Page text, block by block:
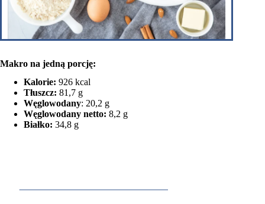
Makro na jedną porcję:
Kalorie: 926 kcal
Tłuszcz: 81,7 g
Węglowodany: 20,2 g
Węglowodany netto: 8,2 g
Białko: 34,8 g